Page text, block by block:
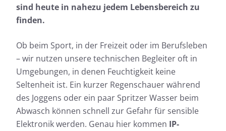
sind heute in nahezu jedem Lebensbereich zu
finden.
Ob beim Sport, in der Freizeit oder im Berufsleben
– wir nutzen unsere technischen Begleiter oft in
Umgebungen, in denen Feuchtigkeit keine
Seltenheit ist. Ein kurzer Regenschauer während
des Joggens oder ein paar Spritzer Wasser beim
Abwasch können schnell zur Gefahr für sensible
Elektronik werden. Genau hier kommen IP-